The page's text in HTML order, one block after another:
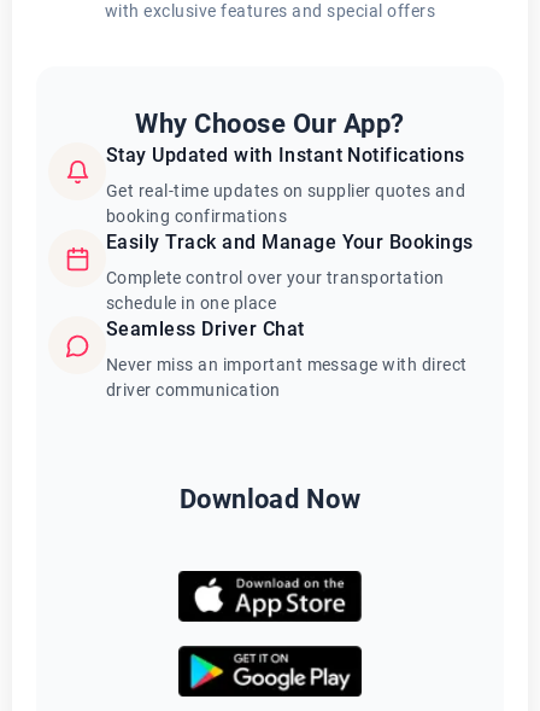
with exclusive features and special offers
Why Choose Our App?
Stay Updated with Instant Notifications
Get real-time updates on supplier quotes and
booking confirmations
Easily Track and Manage Your Bookings
Complete control over your transportation
schedule in one place
Seamless Driver Chat
Never miss an important message with direct
driver communication
Download Now